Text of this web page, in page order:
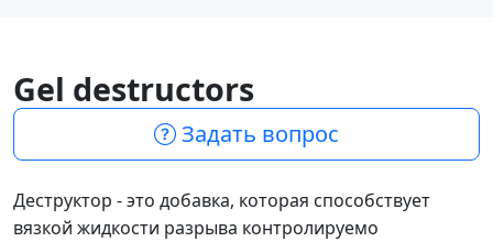
Gel destructors
Задать вопрос
Деструктор - это добавка, которая способствует
вязкой жидкости разрыва контролируемо